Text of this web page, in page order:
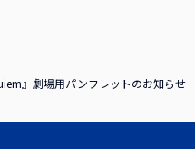
』劇場用パンフレットのお知らせ